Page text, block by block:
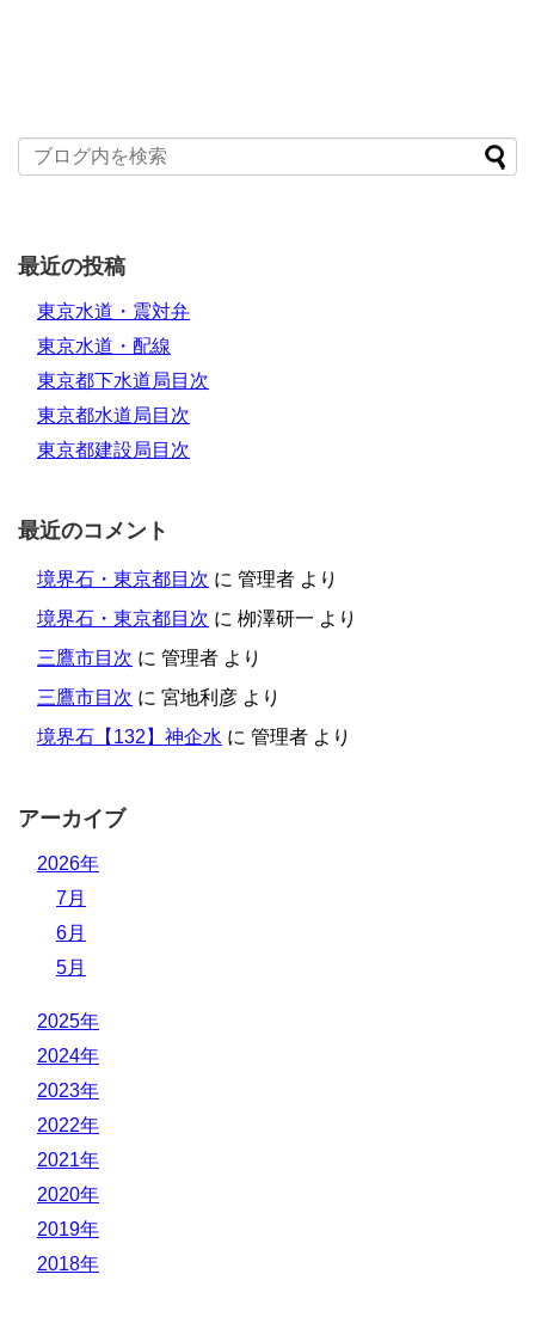
最近の投稿
東京水道・震対弁
東京水道・配線
東京都下水道局目次
東京都水道局目次
東京都建設局目次
最近のコメント
境界石・東京都目次 に 管理者 より
境界石・東京都目次 に 栁澤研一 より
三鷹市目次 に 管理者 より
三鷹市目次 に 宮地利彦 より
境界石【132】神企水 に 管理者 より
アーカイブ
2026年
7月
6月
5月
2025年
2024年
2023年
2022年
2021年
2020年
2019年
2018年